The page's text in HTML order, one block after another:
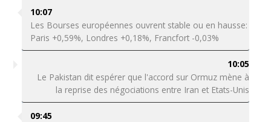
10:07
Les Bourses européennes ouvrent stable ou en hausse:
Paris +0,59%, Londres +0,18%, Francfort -0,03%
10:05
Le Pakistan dit espérer que l'accord sur Ormuz mène à
la reprise des négociations entre Iran et Etats-Unis
09:45